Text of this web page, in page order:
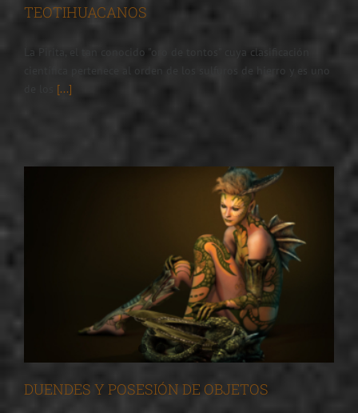
TEOTIHUACANOS
La Pirita, el tan conocido "oro de tontos" cuya clasificación
científica pertenece al orden de los sulfuros de hierro y es uno
[...]
DUENDES Y POSESIÓN DE OBJETOS